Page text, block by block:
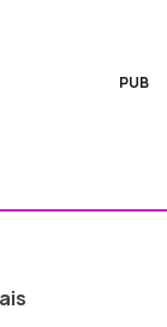
PUB